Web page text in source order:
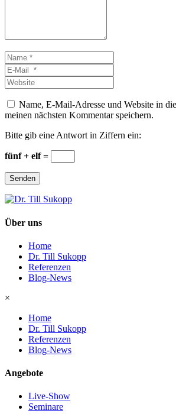
Name
*E-
Mail
*
Website
Name, E-Mail-Adresse und Website in
meinen nächsten Kommentar speichern.
Bitte gib eine Antwort in Ziffern ein:
fünf + elf =
Senden
Über uns
Home
Dr. Till Sukopp
Referenzen
Blog-News
×
Home
Dr. Till Sukopp
Referenzen
Blog-News
Angebote
Live-Show
Seminare